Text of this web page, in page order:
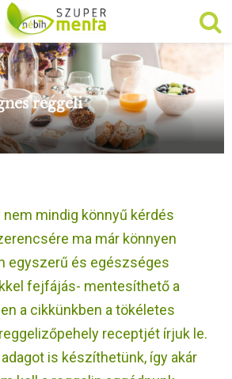
reggeli
mindig könnyű kérdés
ma már könnyen
egyszerű és egészséges
fejfájás- mentesíthető a
a cikkünkben a tökéletes
receptjét írjuk le.
is készíthetünk, így akár